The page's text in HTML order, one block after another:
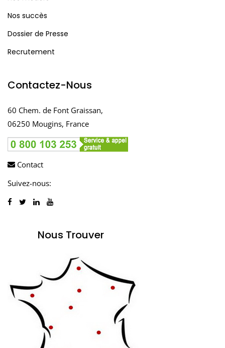
Nos succès
Dossier de Presse
Recrutement
Contactez-Nous
60 Chem. de Font Graissan,
06250 Mougins, France
Contact
Suivez-nous:
Nous Trouver